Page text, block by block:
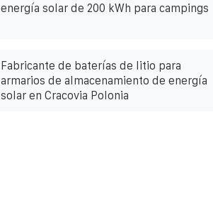
energía solar de 200 kWh para campings
Fabricante de baterías de litio para
armarios de almacenamiento de energía
solar en Cracovia Polonia